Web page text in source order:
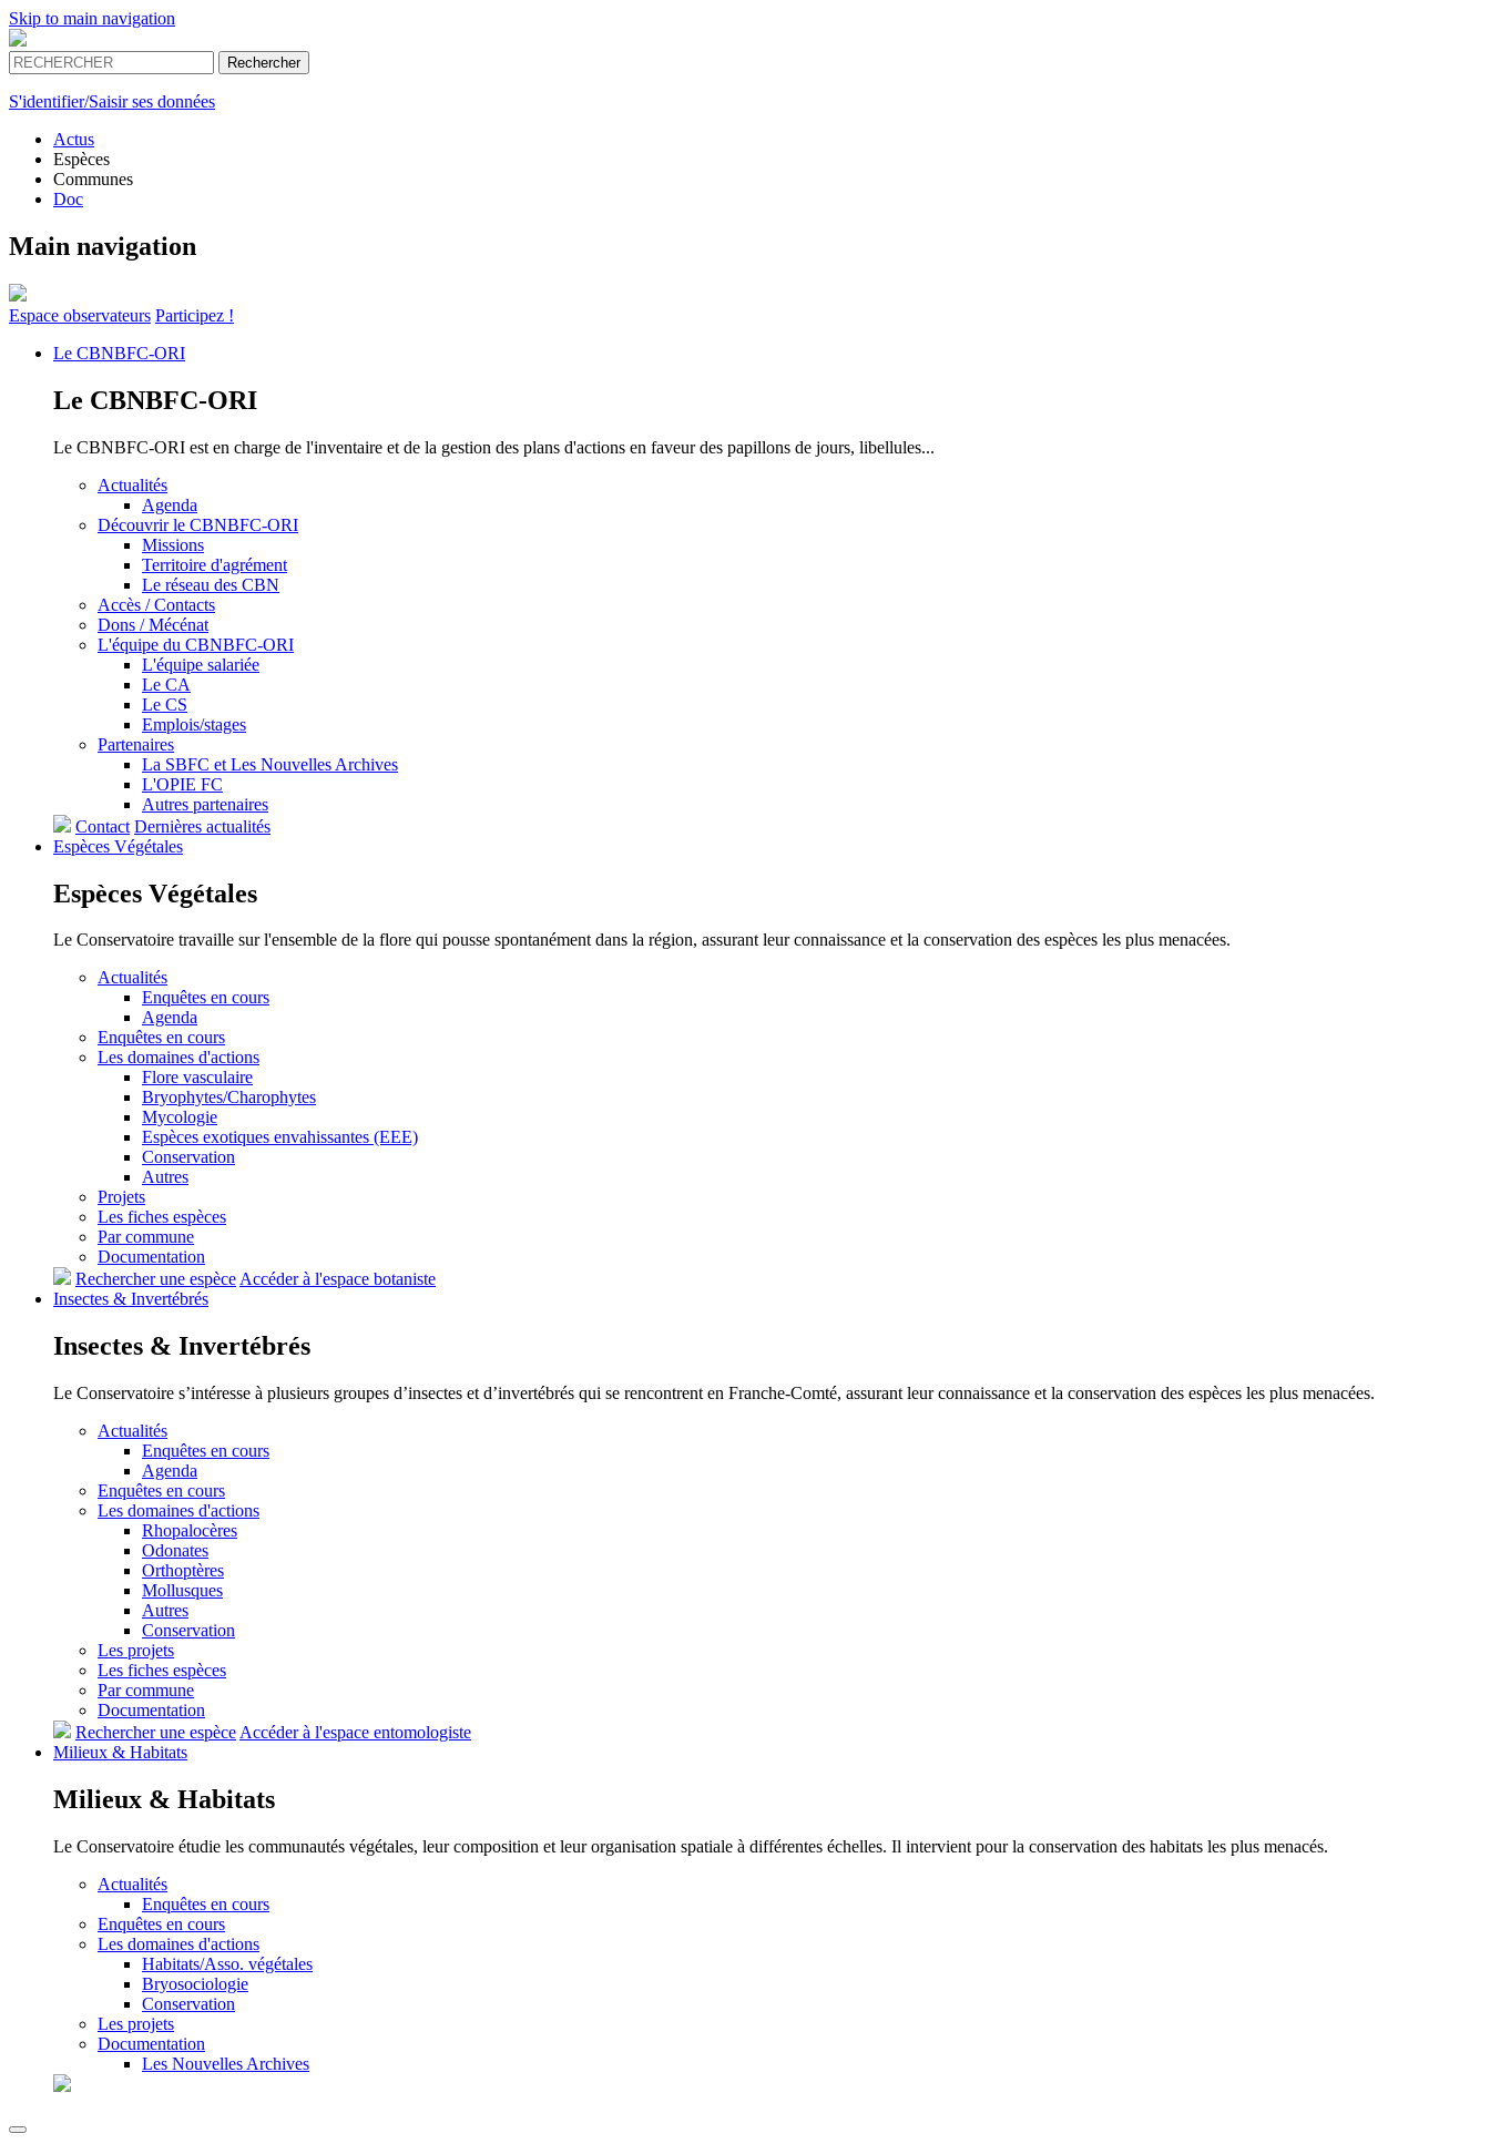
Skip to main navigation
S'identifier/Saisir ses données
Actus
Espèces
Communes
Doc
Main navigation
Espace observateurs Participez !
Le CBNBFC-ORI
Le CBNBFC-ORI
Le CBNBFC-ORI est en charge de l'inventaire et de la gestion des plans d'actions en faveur des papillons de jours, libellules...
Actualités
Agenda
Découvrir le CBNBFC-ORI
Missions
Territoire d'agrément
Le réseau des CBN
Accès / Contacts
Dons / Mécénat
L'équipe du CBNBFC-ORI
L'équipe salariée
Le CA
Le CS
Emplois/stages
Partenaires
La SBFC et Les Nouvelles Archives
L'OPIE FC
Autres partenaires
Contact Dernières actualités
Espèces Végétales
Espèces Végétales
Le Conservatoire travaille sur l'ensemble de la flore qui pousse spontanément dans la région, assurant leur connaissance et la conservation des espèces les plus menacées.
Actualités
Enquêtes en cours
Agenda
Enquêtes en cours
Les domaines d'actions
Flore vasculaire
Bryophytes/Charophytes
Mycologie
Espèces exotiques envahissantes (EEE)
Conservation
Autres
Projets
Les fiches espèces
Par commune
Documentation
Rechercher une espèceAccéder à l'espace botaniste
Insectes & Invertébrés
Insectes & Invertébrés
Le Conservatoire s’intéresse à plusieurs groupes d’insectes et d’invertébrés qui se rencontrent en Franche-Comté, assurant leur connaissance et la conservation des espèces les plus menacées.
Actualités
Enquêtes en cours
Agenda
Enquêtes en cours
Les domaines d'actions
Rhopalocères
Odonates
Orthoptères
Mollusques
Autres
Conservation
Les projets
Les fiches espèces
Par commune
Documentation
Rechercher une espèce Accéder à l'espace entomologiste
Milieux & Habitats
Milieux & Habitats
Le Conservatoire étudie les communautés végétales, leur composition et leur organisation spatiale à différentes échelles. Il intervient pour la conservation des habitats les plus menacés.
Actualités
Enquêtes en cours
Enquêtes en cours
Les domaines d'actions
Habitats/Asso. végétales
Bryosociologie
Conservation
Les projets
Documentation
Les Nouvelles Archives